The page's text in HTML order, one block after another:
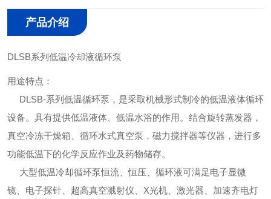
产品介绍
DLSB系列低温冷却液循环泵
用途特点：
DLSB-系列低温循环泵，是采取机械形式制冷的低温液体循环
设备。具有提供低温液体、低温水浴的作用。结合旋转蒸发器，
真空冷冻干燥箱、循环水式真空泵，磁力搅拌器等仪器，进行多
功能低温下的化学反应作业及药物储存。
大型低温冷却循环泵恒流、恒压、循环液可满足电子显微
镜、电子探针、超高真空溅射仪、X光机、激光器、加速齐电灯